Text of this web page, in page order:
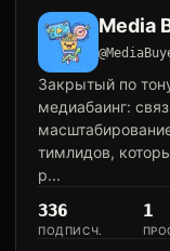
Media
Закрытый по
медиабаинг:
тимлидов,
р...
336
ПОДПИСЧ.
1